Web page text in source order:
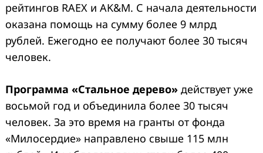
рейтингов RAEX и AK&M. С начала деятельности
оказана помощь на сумму более 9 млрд
рублей. Ежегодно ее получают более 30 тысяч
человек.
Программа «Стальное дерево» действует уже
восьмой год и объединила более 30 тысяч
человек. За это время на гранты от фонда
«Милосердие» направлено свыше 115 млн